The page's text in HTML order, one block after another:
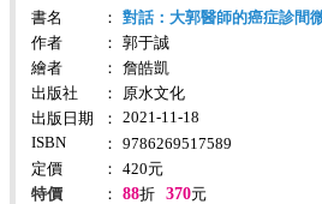
書名 ：
對話：大郭醫師的癌症診間
作者
：
郭于誠
繪者
：
詹皓凱
出版社
：
原水文化
出版日期
：
2021-11-18
ISBN
：
9786269517589
定價
： 420元
特價
： 88折 370元